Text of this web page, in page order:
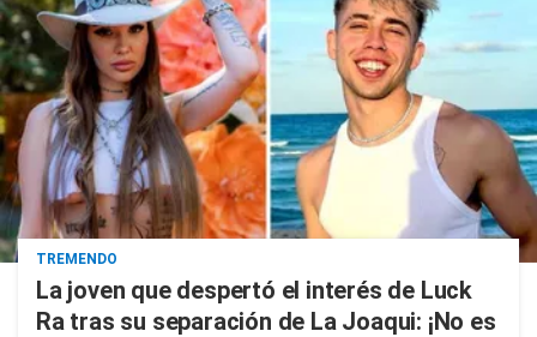
TREMENDO
La joven que despertó el interés de Luck
Ra tras su separación de La Joaqui: ¡No es